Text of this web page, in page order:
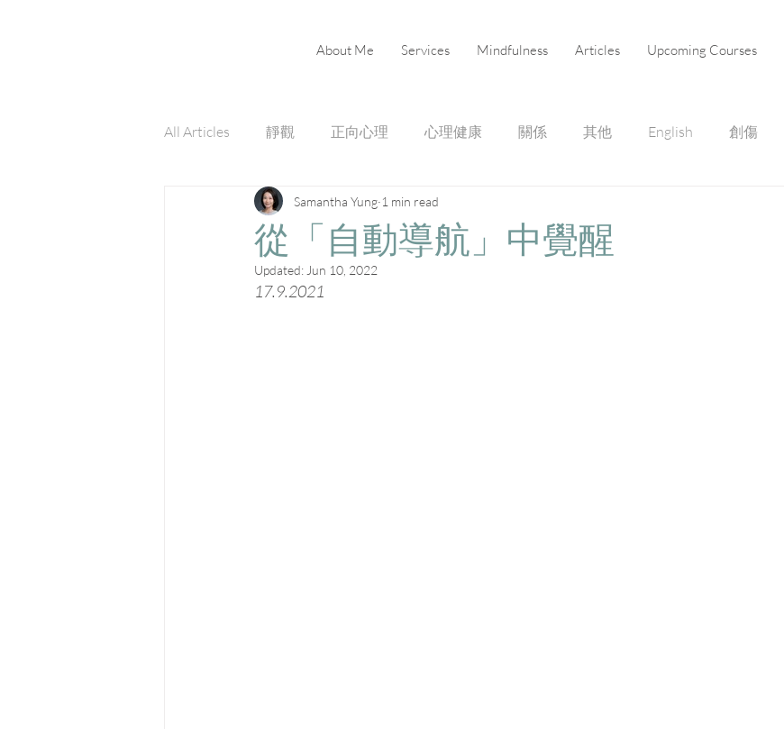
About Me Services Mindfulness Articles Upcoming Courses
All Articles 靜觀 正向心理 心理健康 關係 其他 English 創傷
從「自動導航」中覺醒
Samantha Yung 1 min read
Updated: Jun 10, 2022
17.9.2021